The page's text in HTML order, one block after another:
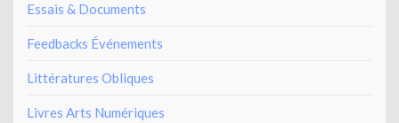
Essais & Documents
Feedbacks Événements
Littératures Obliques
Livres Arts Numériques